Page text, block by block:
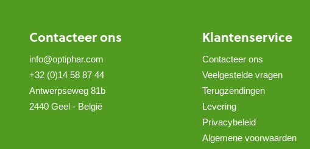
Contacteer ons
info@optiphar.com
+32 (0)14 58 87 44
Antwerpseweg 81b
2440 Geel - België
Klantenservice
Contacteer ons
Veelgestelde vragen
Terugzendingen
Levering
Privacybeleid
Algemene voorwaarden